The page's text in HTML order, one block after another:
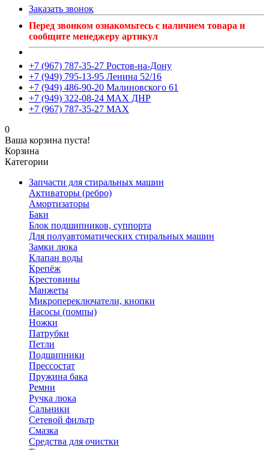
Заказать звонок
Перед звонком ознакомьтесь с наличием товара и
сообщите менеджеру артикул
+7 (967) 787-35-27 Ростов-на-Дону
+7 (949) 795-13-95 Ленина 52/16
+7 (949) 486-90-20 Малиновского 61
+7 (949) 322-08-24 MAX ДНР
+7 (967) 787-35-27 MAX
0
Ваша корзина пуста!
Корзина
Категории
Запчасти для стиральных машин
Активаторы (ребро)
Амортизаторы
Баки
Блок подшипников, суппорта
Для полуавтоматических стиральных машин
Замки люка
Клапан воды
Крепёж
Крестовины
Манжеты
Микропереключатели, кнопки
Насосы (помпы)
Ножки
Патрубки
Петли
Подшипники
Прессостат
Пружина бака
Ремни
Ручка люка
Сальники
Сетевой фильтр
Смазка
Средства для очистки